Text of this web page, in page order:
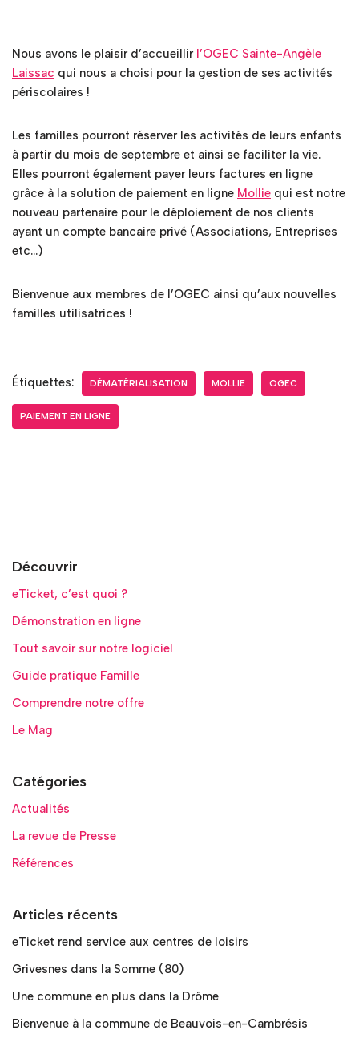
Nous avons le plaisir d’accueillir l’OGEC Sainte-Angèle
Laissac qui nous a choisi pour la gestion de ses activités
périscolaires !
Les familles pourront réserver les activités de leurs enfants
à partir du mois de septembre et ainsi se faciliter la vie.
Elles pourront également payer leurs factures en ligne
grâce à la solution de paiement en ligne Mollie qui est notre
nouveau partenaire pour le déploiement de nos clients
ayant un compte bancaire privé (Associations, Entreprises
etc…)
Bienvenue aux membres de l’OGEC ainsi qu’aux nouvelles
familles utilisatrices !
Étiquettes: DÉMATÉRIALISATION MOLLIE OGEC
PAIEMENT EN LIGNE
Découvrir
eTicket, c’est quoi ?
Démonstration en ligne
Tout savoir sur notre logiciel
Guide pratique Famille
Comprendre notre offre
Le Mag
Catégories
Actualités
La revue de Presse
Références
Articles récents
eTicket rend service aux centres de loisirs
Grivesnes dans la Somme (80)
Une commune en plus dans la Drôme
Bienvenue à la commune de Beauvois-en-Cambrésis